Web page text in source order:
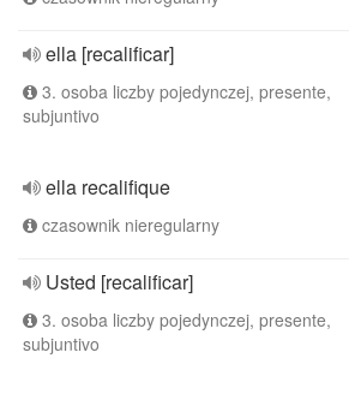
ella [recalificar]
3. osoba liczby pojedynczej, presente,
subjuntivo
ella recalifique
czasownik nieregularny
Usted [recalificar]
3. osoba liczby pojedynczej, presente,
subjuntivo